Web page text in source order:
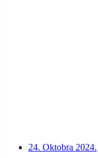
24. Oktobra 2024.